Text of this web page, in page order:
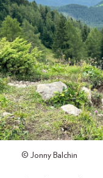
© Jonny Balchin